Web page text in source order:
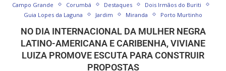
Campo Grande
Corumbá Destaques
Dois Irmãos do Buriti
Guia Lopes da Laguna
Jardim Miranda Porto Murtinho
NO DIA INTERNACIONAL DA MULHER NEGRA
LATINO-AMERICANA E CARIBENHA, VIVIANE
LUIZA PROMOVE ESCUTA PARA CONSTRUIR
PROPOSTAS